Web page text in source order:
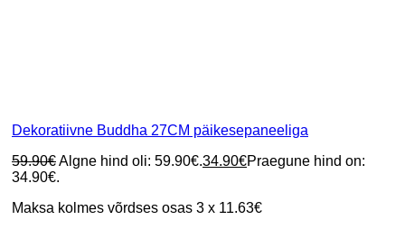
Dekoratiivne Buddha 27CM päikesepaneeliga
59.90€Algne hind oli: 59.90€.34.90€Praegune hind on:
34.90€.
Maksa kolmes võrdses osas 3 x 11.63€